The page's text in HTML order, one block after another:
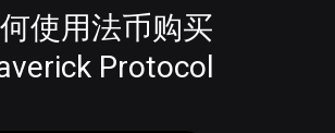
使用法币购买
Protocol